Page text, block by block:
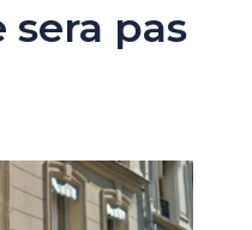
sera pas